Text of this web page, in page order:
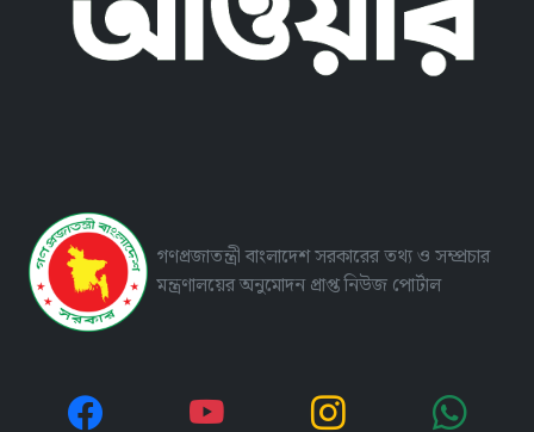
গণপ্রজাতন্ত্রী বাংলাদেশ সরকারের তথ্য ও সম্প্রচার
মন্ত্রণালয়ের অনুমোদন প্রাপ্ত নিউজ পোর্টাল